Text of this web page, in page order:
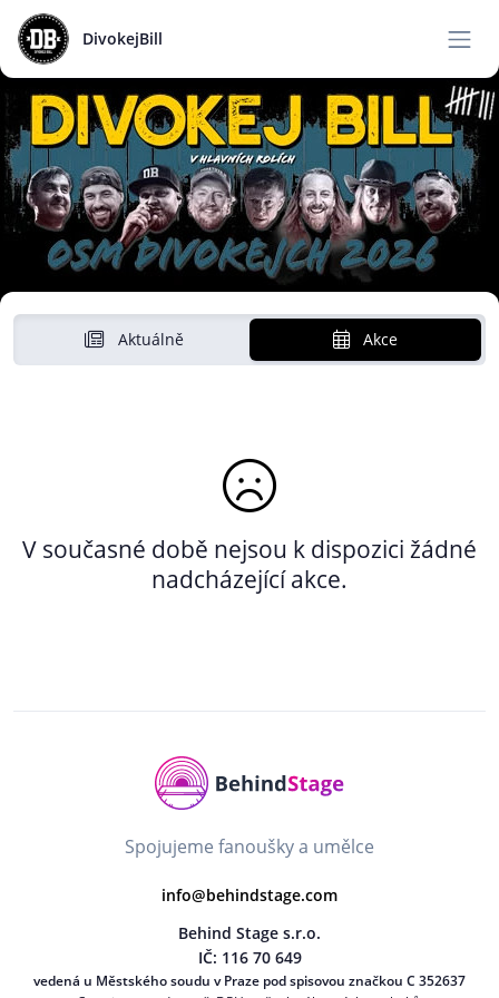
DivokejBill
Aktuálně Akce
V současné době nejsou k dispozici žádné
nadcházející akce.
Spojujeme fanoušky a umělce
info@behindstage.com
Behind Stage s.r.o.
IČ: 116 70 649
vedená u Městského soudu v Praze pod spisovou značkou C 352637